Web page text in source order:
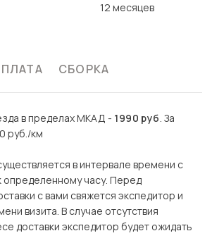
12 месяцев
СБОРКА
в пределах МКАД - 1990 руб. За
руб./км
в интервале времени с
определенному часу. Перед
с вами свяжется экспедитор и
визита. В случае отсутствия
доставки экспедитор будет ожидать